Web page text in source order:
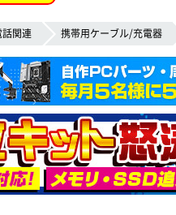
関連 携帯用ケーブル/充電器